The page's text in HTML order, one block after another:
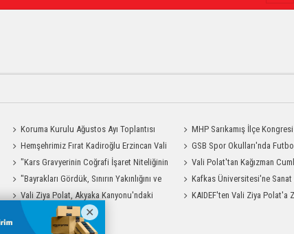
Koruma Kurulu Ağustos Ayı Toplantısı
Yapıldı
MHP Sarıkamış İlçe
Katılımla Gerçekleştirildi
Hemşehrimiz Fırat Kadiroğlu Erzincan Vali
Yardımcılığına Atandı
GSB Spor Okulları'nda Futbol
Antrenmanları Sürüyor
"Kars Gravyerinin Coğrafi İşaret Niteliğinin
Güçlendirilmesi Projesi"
Vali Polat'tan Kağızman
Eravcı'ya Ziyaret
"Bayrakları Gördük, Sınırın Yakınlığını ve
Uzaklığını Aynı Anda Hissettik"
Kafkas Üniversitesi'ne Sanat
Gurur
Vali Ziya Polat, Akyaka Kanyonu'ndaki
Rafting Heyecanına Katıldı
KAIDEF'ten Vali Ziya Polat'a